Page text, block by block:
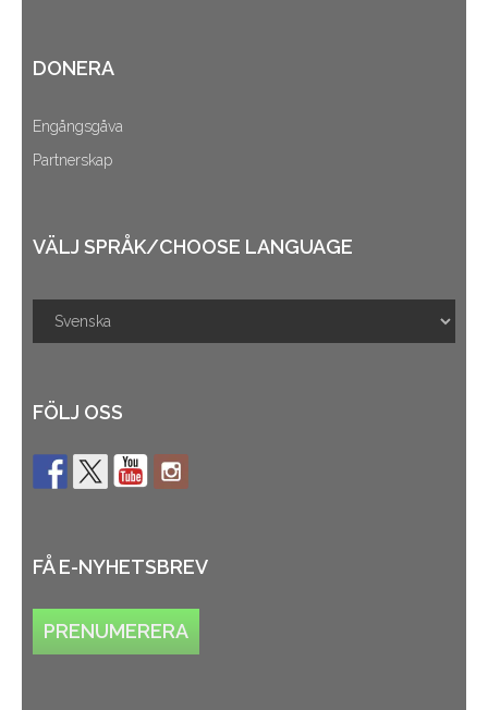
DONERA
Engångsgåva
Partnerskap
VÄLJ SPRÅK/CHOOSE LANGUAGE
FÖLJ OSS
FÅ E-NYHETSBREV
PRENUMERERA